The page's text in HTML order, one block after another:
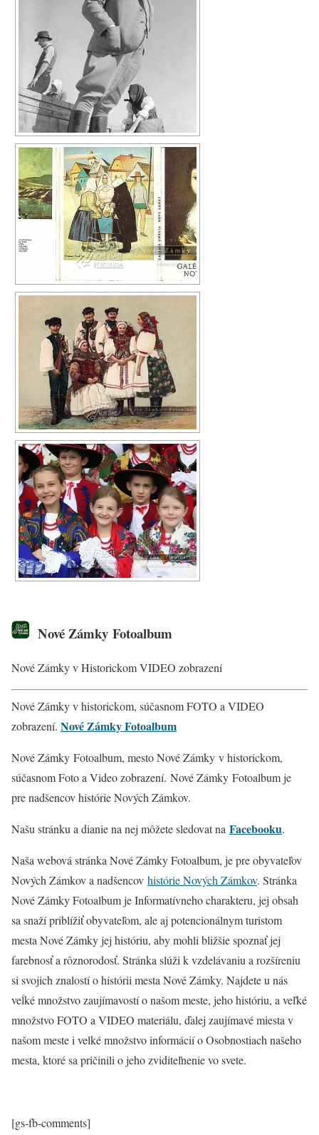
Nové Zámky Fotoalbum
Nové Zámky v Historickom VIDEO zobrazení
Nové Zámky v historickom, súčasnom FOTO a VIDEO
zobrazení. Nové Zámky Fotoalbum
Nové Zámky Fotoalbum, mesto Nové Zámky v historickom,
súčasnom Foto a Video zobrazení. Nové Zámky Fotoalbum je
pre nadšencov histórie Nových Zámkov.
Našu stránku a dianie na nej môžete sledovat na Facebooku.
Naša webová stránka Nové Zámky Fotoalbum, je pre obyvateľov
Nových Zámkov a nadšencov histórie Nových Zámkov. Stránka
Nové Zámky Fotoalbum je Informatívneho charakteru, jej obsah
sa snaží priblížiť obyvateľom, ale aj potencionálnym turistom
mesta Nové Zámky jej históriu, aby mohli bližšie spoznať jej
farebnosť a rôznorodosť. Stránka slúži k vzdelávaniu a rozšíreniu
si svojich znalostí o histórii mesta Nové Zámky. Najdete u nás
veĺké množstvo zaujímavostí o našom meste, jeho históriu, a veľké
množstvo FOTO a VIDEO materiálu, ďalej zaujímavé miesta v
našom meste i velké množstvo informácií o Osobnostiach našeho
mesta, ktoré sa pričinili o jeho zviditeľnenie vo svete.
[gs-fb-comments]